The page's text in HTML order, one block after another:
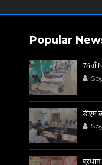
Popular
74वाँ
डीएम
प्रधान